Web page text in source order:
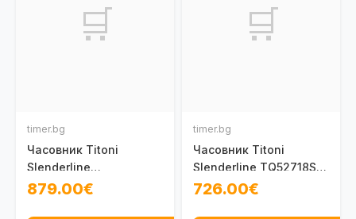
🛒
timer.bg
Часовник Titoni
Slenderline
TQ52718SRG-606
879.00€
🛒
timer.bg
Часовник Titoni
Slenderline TQ52718S-
608
726.00€